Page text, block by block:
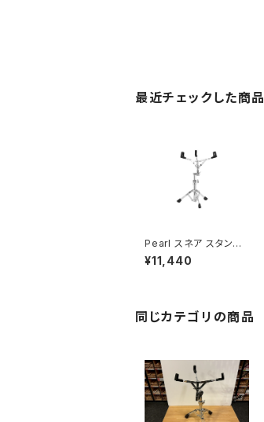
最近チェックした商品
Pearl スネア スタンド
S-930S
¥11,440
同じカテゴリの商品